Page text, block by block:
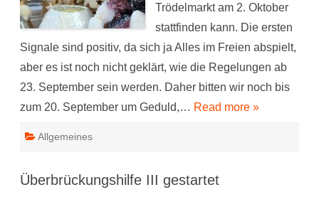
Trödelmarkt am 2. Oktober
stattfinden kann. Die ersten
Signale sind positiv, da sich ja Alles im Freien abspielt,
aber es ist noch nicht geklärt, wie die Regelungen ab
23. September sein werden. Daher bitten wir noch bis
zum 20. September um Geduld,… Read more »
Allgemeines
Überbrückungshilfe III gestartet